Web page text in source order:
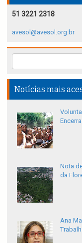
51 3221 2318
avesol@avesol.org.br
Notícias mais
Nota
da
Ana